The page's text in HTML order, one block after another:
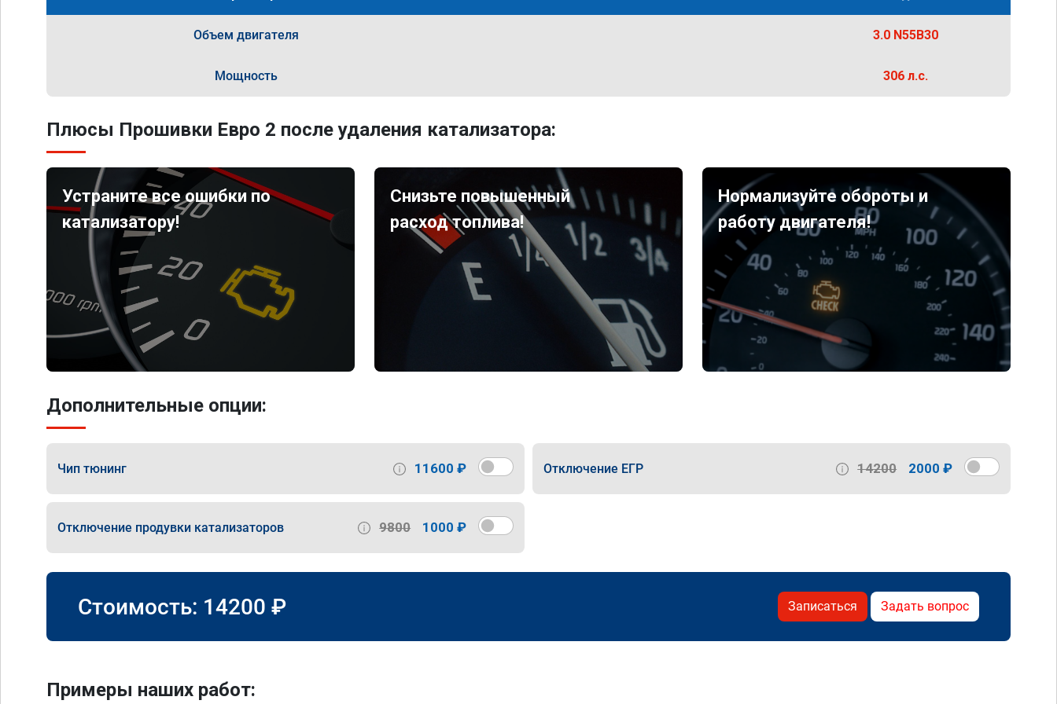
Объем двигателя 3.0 N55B30
Мощность 306 л.с.
Плюсы Прошивки Евро 2 после удаления катализатора:
Устраните все ошибки по
катализатору!
Снизьте повышенный
расход топлива!
Нормализуйте обороты и
работу двигателя!
Дополнительные опции:
Чип тюнинг 11600 ₽ Отключение ЕГР 14200 2000 ₽
Отключение продувки катализаторов 9800 1000 ₽
Стоимость: 14200 ₽ Записаться Задать вопрос
Примеры наших работ: